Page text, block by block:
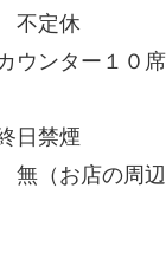
定休
ンター１０席
禁煙
（お店の周辺